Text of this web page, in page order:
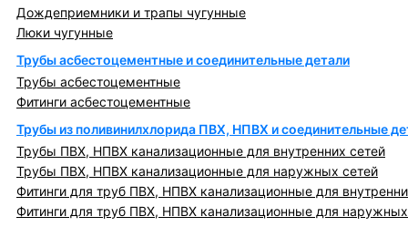
Дождеприемники и трапы чугунные
Люки чугунные
Трубы асбестоцементные и соединительные детали
Трубы асбестоцементные
Фитинги асбестоцементные
Трубы из поливинилхлорида ПВХ, НПВХ и соединительные
Трубы ПВХ, НПВХ канализационные для внутренних сетей
Трубы ПВХ, НПВХ канализационные для наружных сетей
Фитинги для труб ПВХ, НПВХ канализационные для
Фитинги для труб ПВХ, НПВХ канализационные для